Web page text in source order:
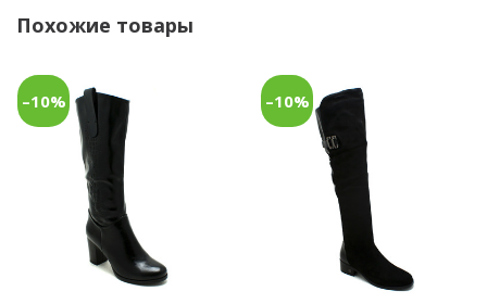
Похожие товары
–10% –10%